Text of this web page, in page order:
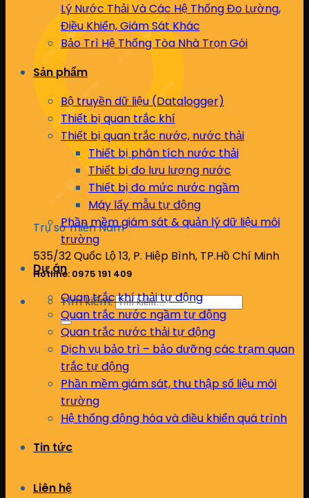
Trụ sở miền Nam
535/32 Quốc Lộ 13, P. Hiệp Bình, TP.Hồ Chí Minh
Hotline: 0975 191 409
Tìm kiếm:
Lý Nước Thải Và Các Hệ Thống Đo Lường,
Điều Khiển, Giám Sát Khác
Bảo Trì Hệ Thống Tòa Nhà Trọn Gói
Sản phẩm
Bộ truyền dữ liệu (Datalogger)
Thiết bị quan trắc khí
Thiết bị quan trắc nước, nước thải
Thiết bị phân tích nước thải
Thiết bị đo lưu lượng nước
Thiết bị đo mức nước ngầm
Máy lấy mẫu tự động
Phần mềm giám sát & quản lý dữ liệu môi
trường
Dự án
Quan trắc khí thải tự động
Quan trắc nước ngầm tự động
Quan trắc nước thải tự động
Dịch vụ bảo trì – bảo dưỡng các trạm quan
trắc tự động
Phần mềm giám sát, thu thập số liệu môi
trường
Hệ thống động hóa và điều khiển quá trình
Tin tức
Liên hệ